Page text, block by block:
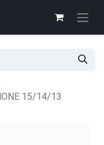
15/14/13